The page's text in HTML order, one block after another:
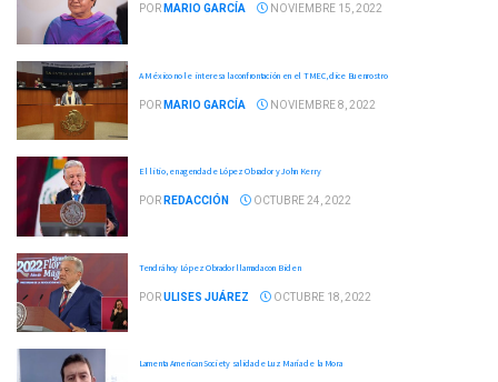
POR MARIO GARCÍA NOVIEMBRE 15, 2022
A México no le interesa la confrontación en el TMEC, dice Buenrostro
POR MARIO GARCÍA NOVIEMBRE 8, 2022
El litio, en agenda de López Obrador y John Kerry
POR REDACCIÓN OCTUBRE 24, 2022
Tendrá hoy López Obrador llamada con Biden
PORULISES JUÁREZ OCTUBRE 18, 2022
Lamenta American Society salida de Luz María de la Mora